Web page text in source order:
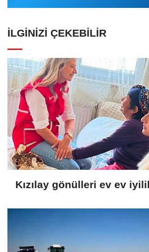
İLGINIZI ÇEKEBILIR
Kızılay gönülleri ev ev